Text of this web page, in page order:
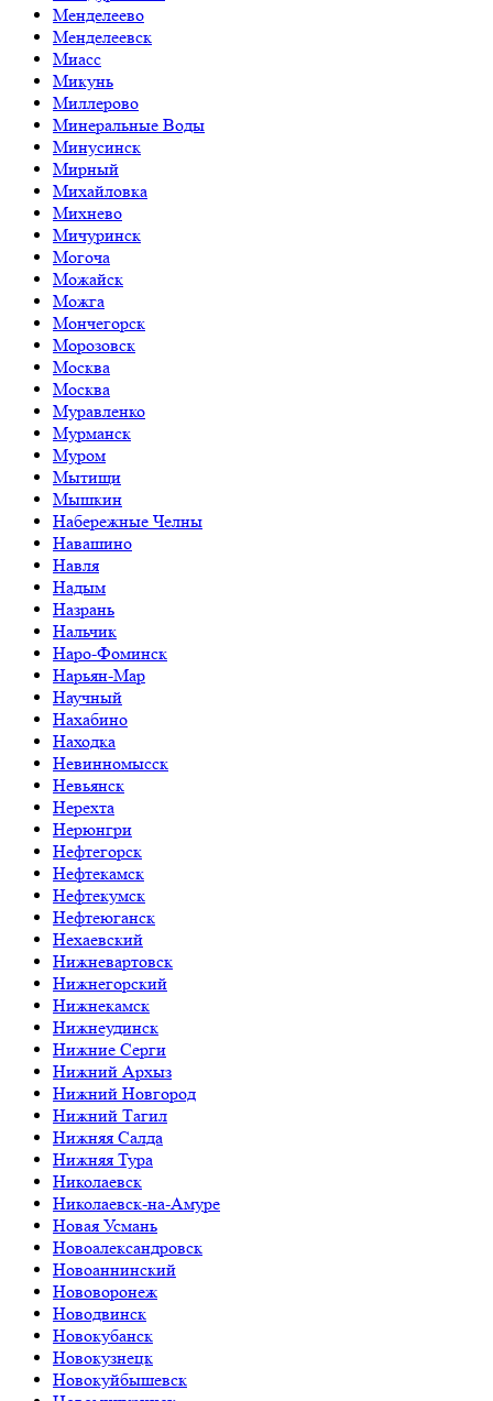
Менделеево
Менделеевск
Миасс
Микунь
Миллерово
Минеральные Воды
Минусинск
Мирный
Михайловка
Михнево
Мичуринск
Могоча
Можайск
Можга
Мончегорск
Морозовск
Москва
Москва
Муравленко
Мурманск
Муром
Мытищи
Мышкин
Набережные Челны
Навашино
Навля
Надым
Назрань
Нальчик
Наро-Фоминск
Нарьян-Мар
Научный
Нахабино
Находка
Невинномысск
Невьянск
Нерехта
Нерюнгри
Нефтегорск
Нефтекамск
Нефтекумск
Нефтеюганск
Нехаевский
Нижневартовск
Нижнегорский
Нижнекамск
Нижнеудинск
Нижние Серги
Нижний Архыз
Нижний Новгород
Нижний Тагил
Нижняя Салда
Нижняя Тура
Николаевск
Николаевск-на-Амуре
Новая Усмань
Новоалександровск
Новоаннинский
Нововоронеж
Новодвинск
Новокубанск
Новокузнецк
Новокуйбышевск